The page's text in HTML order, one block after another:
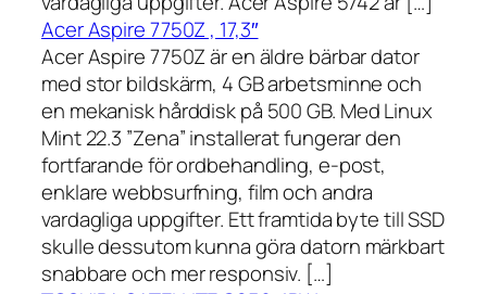
Acer Aspire 7750Z , 17,3″
Acer Aspire 7750Z är en äldre bärbar dator
med stor bildskärm, 4 GB arbetsminne och
en mekanisk hårddisk på 500 GB. Med Linux
Mint 22.3 ”Zena” installerat fungerar den
fortfarande för ordbehandling, e-post,
enklare webbsurfning, film och andra
vardagliga uppgifter. Ett framtida byte till SSD
skulle dessutom kunna göra datorn märkbart
snabbare och mer responsiv. […]